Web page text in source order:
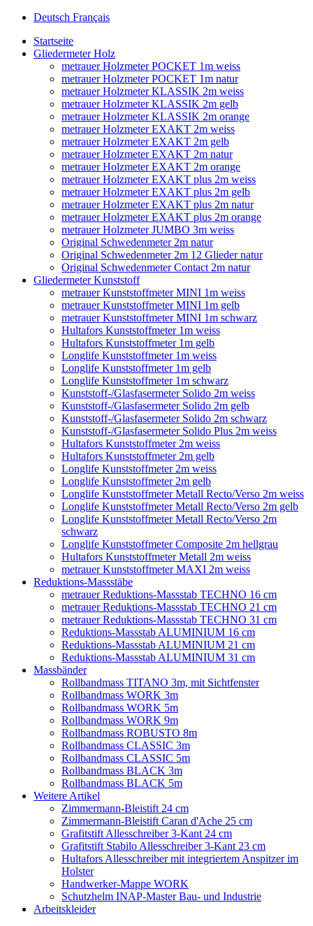
Deutsch Français
Startseite
Gliedermeter Holz
metrauer Holzmeter POCKET 1m weiss
metrauer Holzmeter POCKET 1m natur
metrauer Holzmeter KLASSIK 2m weiss
metrauer Holzmeter KLASSIK 2m gelb
metrauer Holzmeter KLASSIK 2m orange
metrauer Holzmeter EXAKT 2m weiss
metrauer Holzmeter EXAKT 2m gelb
metrauer Holzmeter EXAKT 2m natur
metrauer Holzmeter EXAKT 2m orange
metrauer Holzmeter EXAKT plus 2m weiss
metrauer Holzmeter EXAKT plus 2m gelb
metrauer Holzmeter EXAKT plus 2m natur
metrauer Holzmeter EXAKT plus 2m orange
metrauer Holzmeter JUMBO 3m weiss
Original Schwedenmeter 2m natur
Original Schwedenmeter 2m 12 Glieder natur
Original Schwedenmeter Contact 2m natur
Gliedermeter Kunststoff
metrauer Kunststoffmeter MINI 1m weiss
metrauer Kunststoffmeter MINI 1m gelb
metrauer Kunststoffmeter MINI 1m schwarz
Hultafors Kunststoffmeter 1m weiss
Hultafors Kunststoffmeter 1m gelb
Longlife Kunststoffmeter 1m weiss
Longlife Kunststoffmeter 1m gelb
Longlife Kunststoffmeter 1m schwarz
Kunststoff-/Glasfasermeter Solido 2m weiss
Kunststoff-/Glasfasermeter Solido 2m gelb
Kunststoff-/Glasfasermeter Solido 2m schwarz
Kunststoff-/Glasfasermeter Solido Plus 2m weiss
Hultafors Kunststoffmeter 2m weiss
Hultafors Kunststoffmeter 2m gelb
Longlife Kunststoffmeter 2m weiss
Longlife Kunststoffmeter 2m gelb
Longlife Kunststoffmeter Metall Recto/Verso 2m weiss
Longlife Kunststoffmeter Metall Recto/Verso 2m gelb
Longlife Kunststoffmeter Metall Recto/Verso 2m
schwarz
Longlife Kunststoffmeter Composite 2m hellgrau
Hultafors Kunststoffmeter Metall 2m weiss
metrauer Kunststoffmeter MAXI 2m weiss
Reduktions-Massstäbe
metrauer Reduktions-Massstab TECHNO 16 cm
metrauer Reduktions-Massstab TECHNO 21 cm
metrauer Reduktions-Massstab TECHNO 31 cm
Reduktions-Massstab ALUMINIUM 16 cm
Reduktions-Massstab ALUMINIUM 21 cm
Reduktions-Massstab ALUMINIUM 31 cm
Massbänder
Rollbandmass TITANO 3m, mit Sichtfenster
Rollbandmass WORK 3m
Rollbandmass WORK 5m
Rollbandmass WORK 9m
Rollbandmass ROBUSTO 8m
Rollbandmass CLASSIC 3m
Rollbandmass CLASSIC 5m
Rollbandmass BLACK 3m
Rollbandmass BLACK 5m
Weitere Artikel
Zimmermann-Bleistift 24 cm
Zimmermann-Bleistift Caran d'Ache 25 cm
Grafitstift Allesschreiber 3-Kant 24 cm
Grafitstift Stabilo Allesschreiber 3-Kant 23 cm
Hultafors Allesschreiber mit integriertem Anspitzer im
Holster
Handwerker-Mappe WORK
Schutzhelm INAP-Master Bau- und Industrie
Arbeitskleider